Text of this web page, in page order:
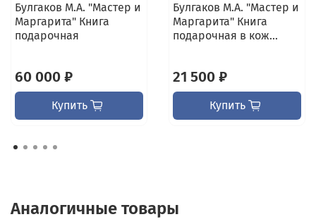
Булгаков М.А. "Мастер и
Маргарита" Книга
подарочная
60 000 ₽
Купить
Булгаков М.А. "Мастер и
Маргарита" Книга
подарочная в кож...
21 500 ₽
Купить
Аналогичные товары